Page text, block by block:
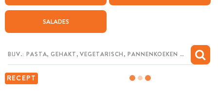
SALADES
RECEPT
WEEKMENU
CHAT MET MAIA
MIJN BEWAARDE RECEPTEN